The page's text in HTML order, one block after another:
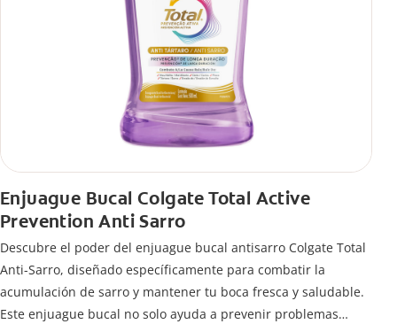
Enjuague Bucal Colgate Total Active
Prevention Anti Sarro
Descubre el poder del enjuague bucal antisarro Colgate Total
Anti-Sarro, diseñado específicamente para combatir la
acumulación de sarro y mantener tu boca fresca y saludable.
Este enjuague bucal no solo ayuda a prevenir problemas